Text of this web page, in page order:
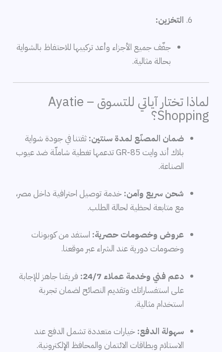
التخزين:
جفّف جميع الأجزاء وأعد تركيبها للاحتفاظ بالشواية
بحالة مثالية.
لماذا تختار آياتي للتسوق – Ayatie
Shopping؟
ضمان المصنّع لمدة سنتين: ثقتنا في جودة شواية
بلاك أند وايت GR‑85 تدعمها تغطية شاملّة ضد عيوب
الصناعة.
شحن سريع وآمن: خدمة توصيل احترافية داخل مصر،
مع متابعة لحظية لحالة الطلب.
عروض وخصومات حصرية: استفد من كوبونات
وخصومات دورية عند الشراء عبر موقعنا.
دعم فني وخدمة عملاء 24/7:
فريقنا جاهز للإجابة
على استفساراتك وتقديم النصائح لضمان تجربة
استخدام مثالية.
سهولة الدفع: خيارات متعددة تشمل الدفع عند
الاستلام وبطاقات الائتمان والمحافظ الإلكترونية.